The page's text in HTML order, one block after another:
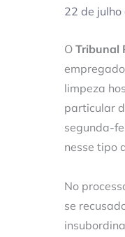
22 de
O Tribunal
limpeza
particular
segunda-
nesse tipo
No
se